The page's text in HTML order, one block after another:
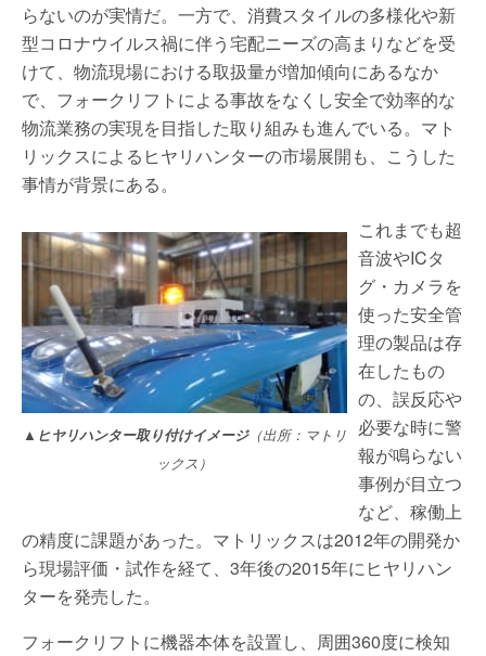
らないのが実情だ。一方で、消費スタイルの多様化や新
型コロナウイルス禍に伴う宅配ニーズの高まりなどを受
けて、物流現場における取扱量が増加傾向にあるなか
で、フォークリフトによる事故をなくし安全で効率的な
物流業務の実現を目指した取り組みも進んでいる。マト
リックスによるヒヤリハンターの市場展開も、こうした
事情が背景にある。
▲ヒヤリハンター取り付けイメージ（出所：マトリ
ックス）
これまでも超
音波やICタ
グ・カメラを
使った安全管
理の製品は存
在したもの
の、誤反応や
必要な時に警
報が鳴らない
事例が目立つ
など、稼働上
の精度に課題があった。マトリックスは2012年の開発か
ら現場評価・試作を経て、3年後の2015年にヒヤリハン
ターを発売した。
フォークリフトに機器本体を設置し、周囲360度に検知